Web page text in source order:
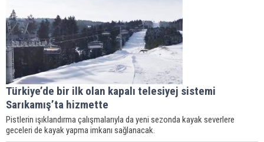
Türkiye’de bir ilk olan kapalı telesiyej sistemi
Sarıkamış’ta hizmette
Pistlerin ışıklandırma çalışmalarıyla da yeni sezonda kayak severlere
geceleri de kayak yapma imkanı sağlanacak.